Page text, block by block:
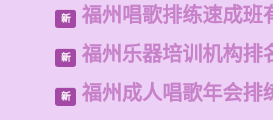
新 福州唱歌排练速成班
新 福州乐器培训机构排
新 福州成人唱歌年会排